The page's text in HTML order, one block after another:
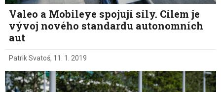
Valeo a Mobileye spojují síly. Cílem je
vývoj nového standardu autonomních
aut
Patrik Svatoš, 11. 1. 2019